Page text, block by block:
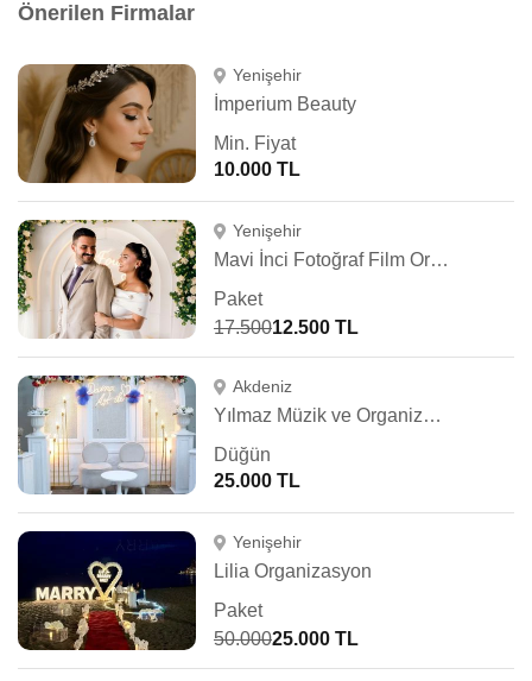
Önerilen Firmalar
Yenişehir
İmperium Beauty
Min. Fiyat
10.000 TL
Yenişehir
Mavi İnci Fotoğraf Film Organizasyon
Paket
17.50012.500 TL
Akdeniz
Yılmaz Müzik ve Organizasyon
Düğün
25.000 TL
Yenişehir
Lilia Organizasyon
Paket
50.00025.000 TL